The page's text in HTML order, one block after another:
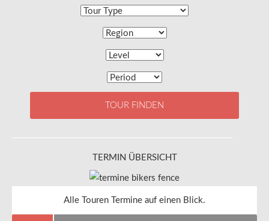
TOUR FINDEN
TERMIN ÜBERSICHT
Alle Touren Termine auf einen Blick.